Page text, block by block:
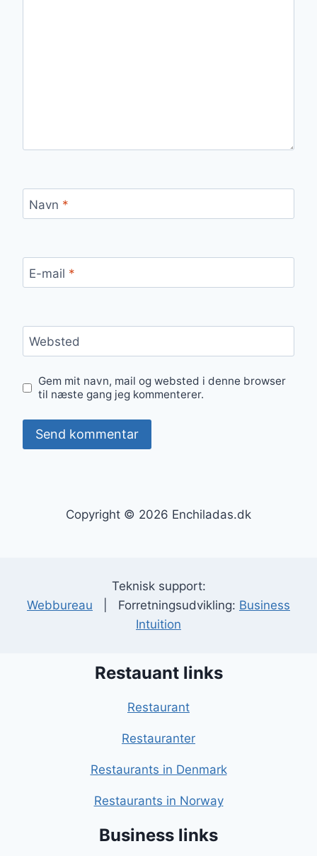
Navn *
E-mail *
Websted
Gem mit navn, mail og websted i denne browser
til næste gang jeg kommenterer.
Copyright © 2026 Enchiladas.dk
Teknisk support:
Webbureau | Forretningsudvikling: Business
Intuition
Restauant links
Restaurant
Restauranter
Restaurants in Denmark
Restaurants in Norway
Business links